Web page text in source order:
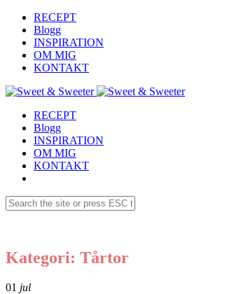
RECEPT
Blogg
INSPIRATION
OM MIG
KONTAKT
RECEPT
Blogg
INSPIRATION
OM MIG
KONTAKT
Kategori: Tårtor
01 jul